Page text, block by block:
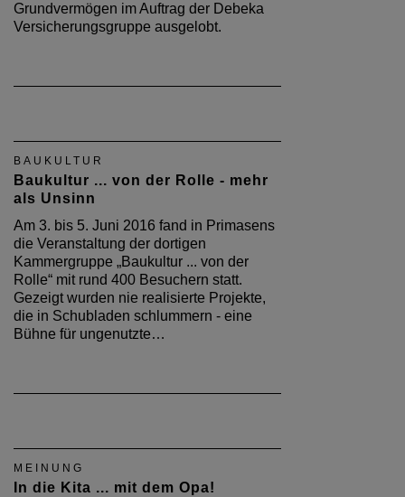
Grundvermögen im Auftrag der Debeka
Versicherungsgruppe ausgelobt.
BAUKULTUR
Baukultur ... von der Rolle - mehr
als Unsinn
Am 3. bis 5. Juni 2016 fand in Primasens
die Veranstaltung der dortigen
Kammergruppe „Baukultur ... von der
Rolle“ mit rund 400 Besuchern statt.
Gezeigt wurden nie realisierte Projekte,
die in Schubladen schlummern - eine
Bühne für ungenutzte…
MEINUNG
In die Kita ... mit dem Opa!